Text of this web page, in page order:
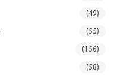
(49)
(55)
(156)
(58)